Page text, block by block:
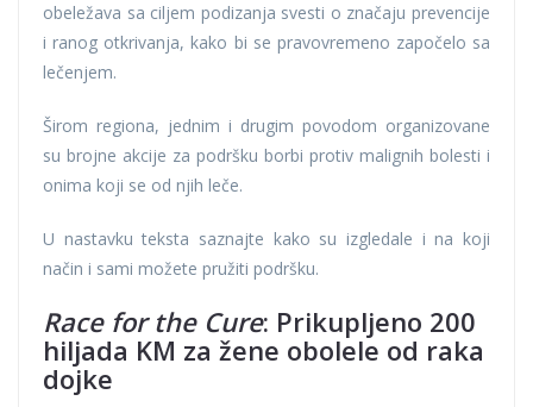
obeležava sa ciljem podizanja svesti o značaju prevencije
i ranog otkrivanja, kako bi se pravovremeno započelo sa
lečenjem.
Širom regiona, jednim i drugim povodom organizovane
su brojne akcije za podršku borbi protiv malignih bolesti i
onima koji se od njih leče.
U nastavku teksta saznajte kako su izgledale i na koji
način i sami možete pružiti podršku.
Race for the Cure: Prikupljeno 200
hiljada KM za žene obolele od raka
dojke